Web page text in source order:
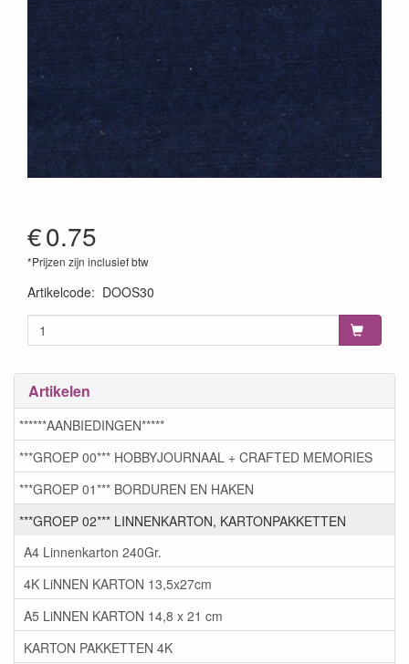
€0.75
*Prijzen zijn inclusief btw
Artikelcode: DOOS30
Artikelen
******AANBIEDINGEN*****
***GROEP 00*** HOBBYJOURNAAL + CRAFTED MEMORIES
***GROEP 01*** BORDUREN EN HAKEN
***GROEP 02*** LINNENKARTON, KARTONPAKKETTEN
A4 Linnenkarton 240Gr.
4K LiNNEN KARTON 13,5x27cm
A5 LiNNEN KARTON 14,8 x 21 cm
KARTON PAKKETTEN 4K